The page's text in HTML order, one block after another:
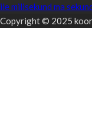
ile milisekund ma
Copyright © 2025